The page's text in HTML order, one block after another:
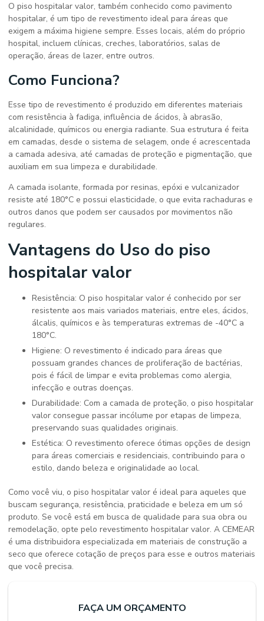
O piso hospitalar valor, também conhecido como pavimento
hospitalar, é um tipo de revestimento ideal para áreas que
exigem a máxima higiene sempre. Esses locais, além do próprio
hospital, incluem clínicas, creches, laboratórios, salas de
operação, áreas de lazer, entre outros.
Como Funciona?
Esse tipo de revestimento é produzido em diferentes materiais
com resistência à fadiga, influência de ácidos, à abrasão,
alcalinidade, químicos ou energia radiante. Sua estrutura é feita
em camadas, desde o sistema de selagem, onde é acrescentada
a camada adesiva, até camadas de proteção e pigmentação, que
auxiliam em sua limpeza e durabilidade.
A camada isolante, formada por resinas, epóxi e vulcanizador
resiste até 180°C e possui elasticidade, o que evita rachaduras e
outros danos que podem ser causados por movimentos não
regulares.
Vantagens do Uso do piso
hospitalar valor
Resistência: O piso hospitalar valor é conhecido por ser
resistente aos mais variados materiais, entre eles, ácidos,
álcalis, químicos e às temperaturas extremas de -40°C a
180°C.
Higiene: O revestimento é indicado para áreas que
possuam grandes chances de proliferação de bactérias,
pois é fácil de limpar e evita problemas como alergia,
infecção e outras doenças.
Durabilidade: Com a camada de proteção, o piso hospitalar
valor consegue passar incólume por etapas de limpeza,
preservando suas qualidades originais.
Estética: O revestimento oferece ótimas opções de design
para áreas comerciais e residenciais, contribuindo para o
estilo, dando beleza e originalidade ao local.
Como você viu, o piso hospitalar valor é ideal para aqueles que
buscam segurança, resistência, praticidade e beleza em um só
produto. Se você está em busca de qualidade para sua obra ou
remodelação, opte pelo revestimento hospitalar valor. A CEMEAR
é uma distribuidora especializada em materiais de construção a
seco que oferece cotação de preços para esse e outros materiais
que você precisa.
FAÇA UM ORÇAMENTO